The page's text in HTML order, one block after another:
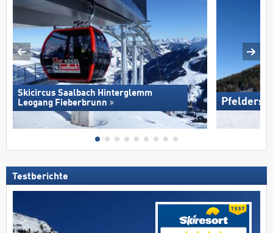
Skicircus Saalbach Hinterglemm
Leogang Fieberbrunn
Pfelders
Testberichte